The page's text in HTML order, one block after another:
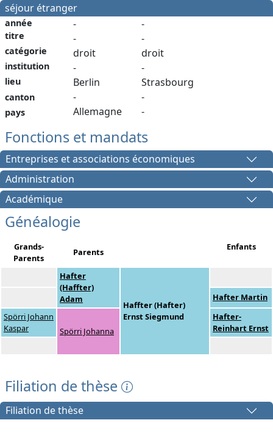
séjour étranger
année
titre
catégorie
institution
lieu
canton
pays
-
-
droit
-
Berlin
-
Allemagne
-
-
droit
-
Strasbourg
-
-
Fonctions et mandats
Entreprises et associations économiques
Administration
Académique
Généalogie
Grands-
Parents
Parents Enfants
Hafter
(Haffter)
Adam
Haffter (Hafter)
Ernst Siegmund
Hafter Martin
Spörri Johann
Kaspar
Spörri Johanna
Hafter-
Reinhart Ernst
Filiation de thèse
Filiation de thèse